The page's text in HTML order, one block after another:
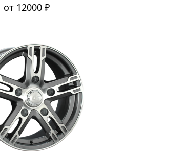
от 12000 ₽